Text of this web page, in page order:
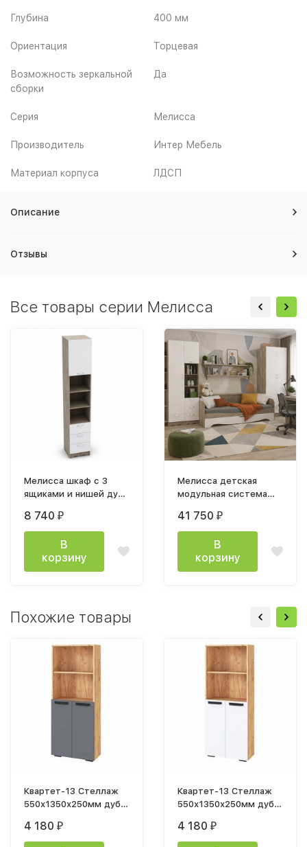
Глубина 400 мм
Ориентация Торцевая
Возможность зеркальной
сборки
Да
Серия Мелисса
Производитель Интер Мебель
Материал корпуса ЛДСП
Описание
Отзывы
Все товары серии Мелисса
Мелисса шкаф с 3
ящиками и нишей дуб
8 740 ₽
В
корзину
Мелисса детская
модульная система
эндгрейн
41 750 ₽
В
корзину
Похожие товары
Квартет-13 Стеллаж
550х1350х250мм дуб
графит серый
4 180 ₽
Квартет-13 Стеллаж
550х1350х250мм дуб
4 180 ₽